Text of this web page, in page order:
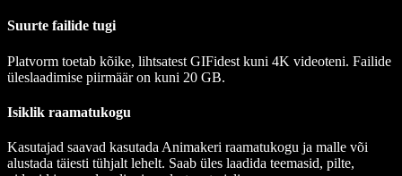
Suurte failide tugi
Platvorm toetab kõike, lihtsatest GIFidest kuni 4K videoteni. Failide
üleslaadimise piirmäär on kuni 20 GB.
Isiklik raamatukogu
Kasutajad saavad kasutada Animakeri raamatukogu ja malle või
alustada täiesti tühjalt lehelt. Saab üles laadida teemasid, pilte,